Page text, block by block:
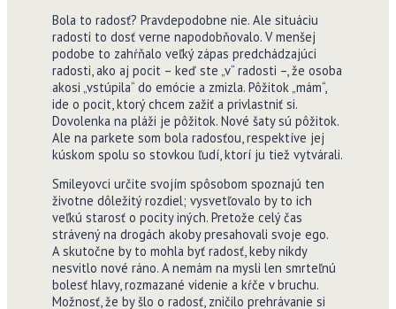
Bola to radosť? Pravdepodobne nie. Ale situáciu
radosti to dosť verne napodobňovalo. V menšej
podobe to zahŕňalo veľký zápas predchádzajúci
radosti, ako aj pocit – keď ste „v“ radosti –, že osoba
akosi „vstúpila“ do emócie a zmizla. Pôžitok „mám“,
ide o pocit, ktorý chcem zažiť a privlastniť si.
Dovolenka na pláži je pôžitok. Nové šaty sú pôžitok.
Ale na parkete som bola radosťou, respektíve jej
kúskom spolu so stovkou ľudí, ktorí ju tiež vytvárali.
Smileyovci určite svojím spôsobom spoznajú ten
životne dôležitý rozdiel; vysvetľovalo by to ich
veľkú starosť o pocity iných. Pretože celý čas
strávený na drogách akoby presahovali svoje ego.
A skutočne by to mohla byť radosť, keby nikdy
nesvitlo nové ráno. A nemám na mysli len smrteľnú
bolesť hlavy, rozmazané videnie a kŕče v bruchu.
Možnosť, že by šlo o radosť, zničilo prehrávanie si